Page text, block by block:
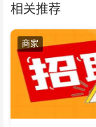
相关推荐
商家